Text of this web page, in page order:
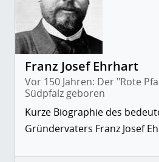
Franz Josef Ehrhart
Vor 150 Jahren: Der "Rote
Südpfalz geboren
Kurze Biographie des
Gründervaters Franz Josef